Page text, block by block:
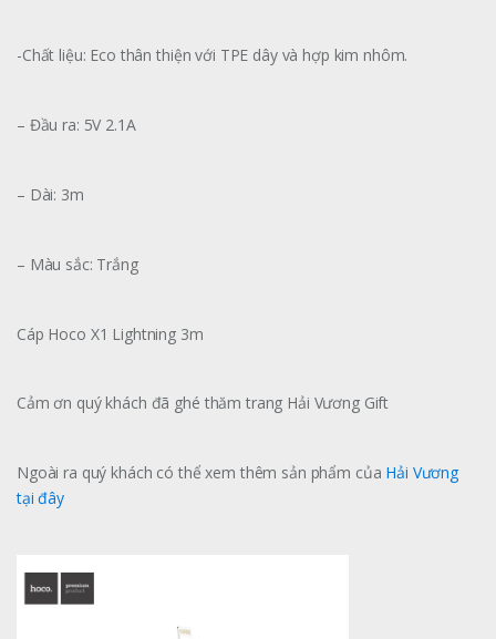
-Chất liệu: Eco thân thiện với TPE dây và hợp kim nhôm.
– Đầu ra: 5V 2.1A
– Dài: 3m
– Màu sắc: Trắng
Cáp Hoco X1 Lightning 3m
Cảm ơn quý khách đã ghé thăm trang Hải Vương Gift
Ngoài ra quý khách có thể xem thêm sản phẩm của Hải Vương
tại đây